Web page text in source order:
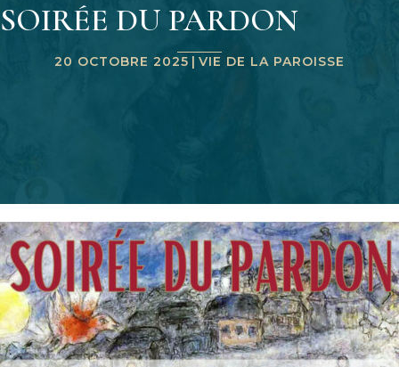
SOIRÉE DU PARDON
20 OCTOBRE 2025 | VIE DE LA PAROISSE